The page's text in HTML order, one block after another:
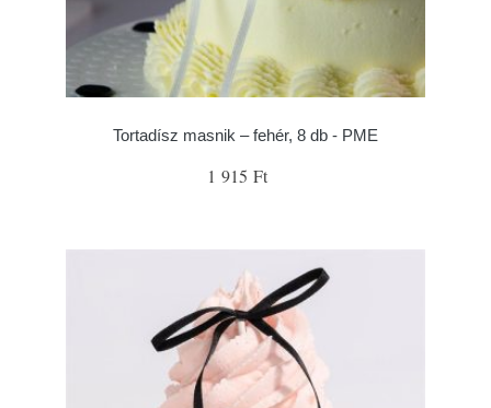
Tortadísz masnik – fehér, 8 db - PME
1 915 Ft